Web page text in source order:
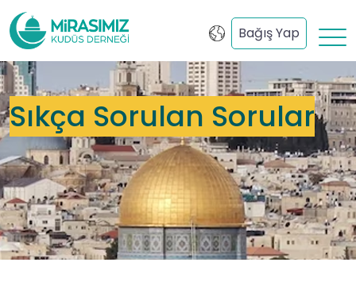
Bağış Yap
Sıkça Sorulan Sorular